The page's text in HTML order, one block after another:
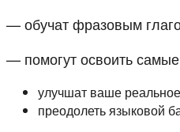
— обучат фразовым
— помогут освоить
улучшат ваше
преодолеть языковой